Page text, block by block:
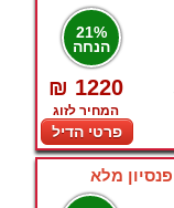
21%
הנחה
₪ 1220
המחיר לזוג
פרטי הדיל
מלא